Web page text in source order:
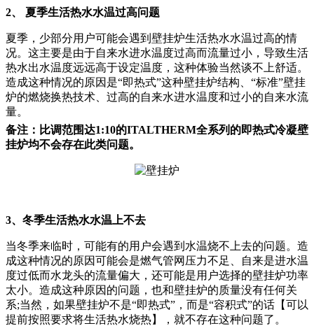
2、 夏季生活热水水温过高问题
夏季，少部分用户可能会遇到壁挂炉生活热水水温过高的情
况。这主要是由于自来水进水温度过高而流量过小，导致生活
热水出水温度远远高于设定温度，这种体验当然谈不上舒适。
造成这种情况的原因是“即热式”这种壁挂炉结构、“标准”壁挂
炉的燃烧换热技术、过高的自来水进水温度和过小的自来水流
量。
备注：比调范围达1:10的ITALTHERM全系列的即热式冷凝壁
挂炉均不会存在此类问题。
3、冬季生活热水水温上不去
当冬季来临时，可能有的用户会遇到水温烧不上去的问题。造
成这种情况的原因可能会是燃气管网压力不足、自来是进水温
度过低而水龙头的流量偏大，还可能是用户选择的壁挂炉功率
太小。造成这种原因的问题，也和壁挂炉的质量没有任何关
系;当然，如果壁挂炉不是“即热式”，而是“容积式”的话【可以
提前按照要求将生活热水烧热】，就不存在这种问题了。